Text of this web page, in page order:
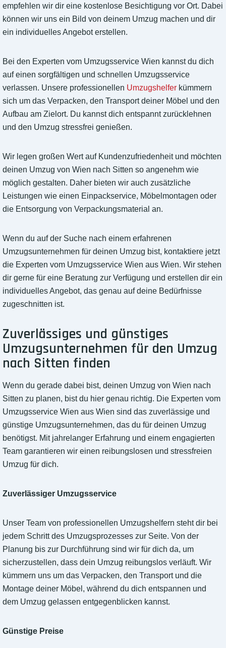
empfehlen wir dir eine kostenlose Besichtigung vor Ort. Dabei
können wir uns ein Bild von deinem Umzug machen und dir
ein individuelles Angebot erstellen.
Bei den Experten vom Umzugsservice Wien kannst du dich
auf einen sorgfältigen und schnellen Umzugsservice
verlassen. Unsere professionellen Umzugshelfer kümmern
sich um das Verpacken, den Transport deiner Möbel und den
Aufbau am Zielort. Du kannst dich entspannt zurücklehnen
und den Umzug stressfrei genießen.
Wir legen großen Wert auf Kundenzufriedenheit und möchten
deinen Umzug von Wien nach Sitten so angenehm wie
möglich gestalten. Daher bieten wir auch zusätzliche
Leistungen wie einen Einpackservice, Möbelmontagen oder
die Entsorgung von Verpackungsmaterial an.
Wenn du auf der Suche nach einem erfahrenen
Umzugsunternehmen für deinen Umzug bist, kontaktiere jetzt
die Experten vom Umzugsservice Wien aus Wien. Wir stehen
dir gerne für eine Beratung zur Verfügung und erstellen dir ein
individuelles Angebot, das genau auf deine Bedürfnisse
zugeschnitten ist.
Zuverlässiges und günstiges
Umzugsunternehmen für den Umzug
nach Sitten finden
Wenn du gerade dabei bist, deinen Umzug von Wien nach
Sitten zu planen, bist du hier genau richtig. Die Experten vom
Umzugsservice Wien aus Wien sind das zuverlässige und
günstige Umzugsunternehmen, das du für deinen Umzug
benötigst. Mit jahrelanger Erfahrung und einem engagierten
Team garantieren wir einen reibungslosen und stressfreien
Umzug für dich.
Zuverlässiger Umzugsservice
Unser Team von professionellen Umzugshelfern steht dir bei
jedem Schritt des Umzugsprozesses zur Seite. Von der
Planung bis zur Durchführung sind wir für dich da, um
sicherzustellen, dass dein Umzug reibungslos verläuft. Wir
kümmern uns um das Verpacken, den Transport und die
Montage deiner Möbel, während du dich entspannen und
dem Umzug gelassen entgegenblicken kannst.
Günstige Preise